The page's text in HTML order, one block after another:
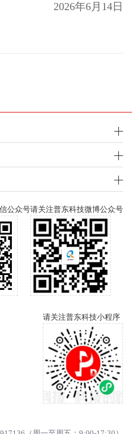
2026年6月14日
请关注普东科技微博公众号
公众号
请关注普东科技小程序